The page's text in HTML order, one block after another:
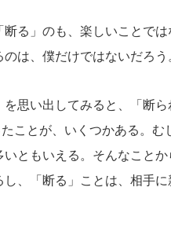
る」のも、楽しいことでは
は、僕だけではないだろう
思い出してみると、「断ら
ことが、いくつかある。む
ともいえる。そんなことか
、「断る」ことは、相手に